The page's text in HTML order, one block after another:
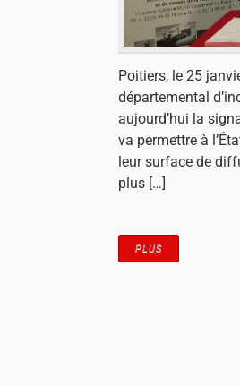
Poitiers, le 25
départemental
aujourd’hui la
va permettre à
leur surface de
plus […]
PLUS